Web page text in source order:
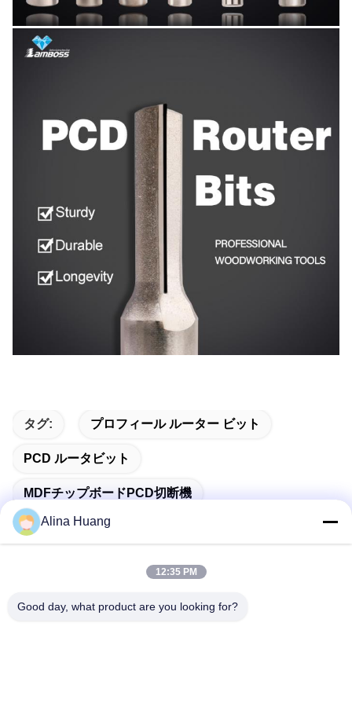
タグ: プロフィール ルーター ビット
PCD ルータビット
MDFチップボードPCD切断機
Alina Huang
12:35 PM
Good day, what product are you looking for?